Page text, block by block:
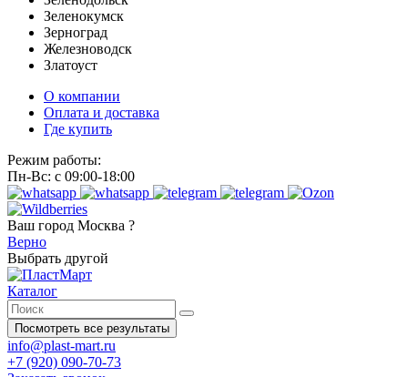
Зеленокумск
Зерноград
Железноводск
Златоуст
О компании
Оплата и доставка
Где купить
Режим работы:
Пн-Вс: с 09:00-18:00
Ваш город Москва ?
Верно
Выбрать другой
Каталог
Посмотреть все результаты
info@plast-mart.ru
+7 (920) 090-70-73